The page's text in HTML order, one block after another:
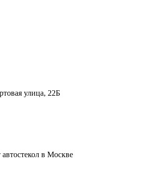
улица, 22Б
в Москве